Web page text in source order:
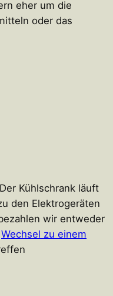
eher um die
oder das
Kühlschrank läuft
den Elektrogeräten
wir entweder
Wechsel zu einem